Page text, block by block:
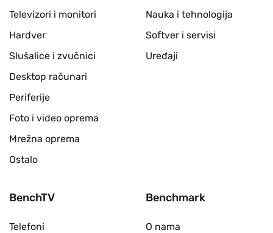
Televizori i monitori
Hardver
Slušalice i zvučnici
Desktop računari
Periferije
Foto i video oprema
Mrežna oprema
Ostalo
Nauka i tehnologija
Softver i servisi
Uređaji
BenchTV
Telefoni
Benchmark
O nama